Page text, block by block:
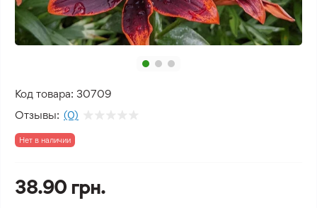
Код товара: 30709
Отзывы: (0)
Нет в наличии
38.90 грн.